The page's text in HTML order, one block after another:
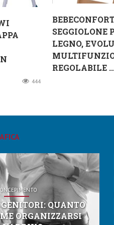
444
SEGGIOLONE
LEGNO,
REGOLABILE
QUANTO
ORGANIZZARSI